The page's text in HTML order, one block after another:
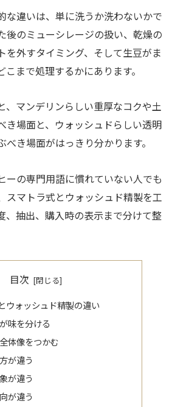
な違いは、単に洗うか洗わないかで
後のミューシレージの扱い、乾燥の
を外すタイミング、そして生豆がま
まで処理するかにあります。
、マンデリンらしい重厚なコクや土
き場面と、ウォッシュドらしい透明
き場面がはっきり分かります。
ーの専門用語に慣れていない人でも
スマトラ式とウォッシュド精製を工
、抽出、購入時の表示まで分けて整
目次
ウォッシュド精製の違い
味を分ける
体像をつかむ
が違う
が違う
が違う